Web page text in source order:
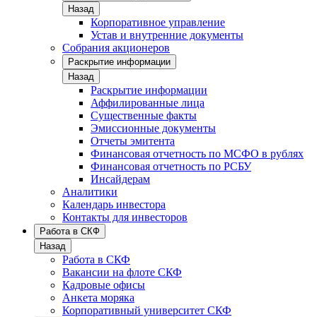
Назад
Корпоративное управление
Устав и внутренние документы
Собрания акционеров
Раскрытие информации
Назад
Раскрытие информации
Аффилированные лица
Существенные факты
Эмиссионные документы
Отчеты эмитента
Финансовая отчетность по МСФО в рублях
Финансовая отчетность по РСБУ
Инсайдерам
Аналитики
Календарь инвестора
Контакты для инвесторов
Работа в СКФ
Назад
Работа в СКФ
Вакансии на флоте СКФ
Кадровые офисы
Анкета моряка
Корпоративный университет СКФ